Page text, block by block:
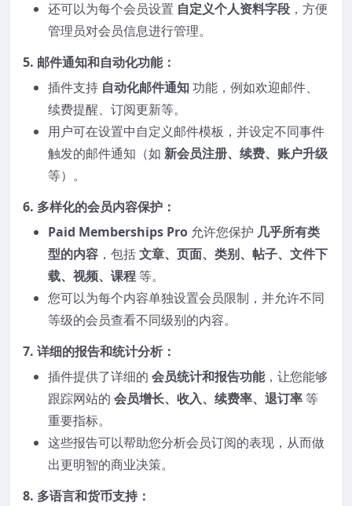
还可以为每个会员设置 自定义个人资料字段 ，方便
管理员对会员信息进行管理。
5. 邮件通知和自动化功能：
插件支持 自动化邮件通知功能，例如欢迎邮件、
续费提醒、订阅更新等。
用户可在设置中自定义邮件模板，并设定不同事件
触发的邮件通知（如 新会员注册、续费、账户升级
等）。
6. 多样化的会员内容保护 ：
Paid Memberships Pro 允许您保护 几乎所有类
型的内容 ，包括文章、页面、类别、帖子、文件下
载、视频、课程 等。
您可以为每个内容单独设置会员限制，并允许不同
等级的会员查看不同级别的内容。
7. 详细的报告和统计分析 ：
插件提供了详细的 会员统计和报告功能，让您能够
跟踪网站的 会员增长、收入、续费率、退订率 等
重要指标。
这些报告可以帮助您分析会员订阅的表现，从而做
出更明智的商业决策。
8. 多语言和货币支持 ：